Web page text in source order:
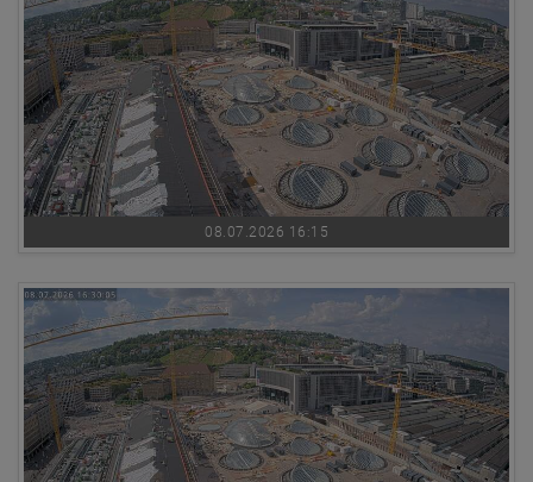
08.07.2026 16:15